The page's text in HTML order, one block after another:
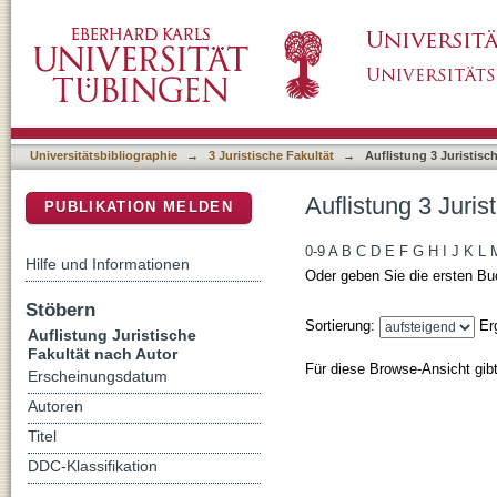
Universitätsbibliographie → 3 Juristische Fakultät → Auflistung 3
Auflistung 3
0-9 A B C D E F G H J K L
Oder geben Sie die ersten
Sortierung:
Für diese Browse-Ansicht
PUBLIKATION MELDEN
Hilfe und Informationen
Stöbern
Auflistung Juristische
Fakultät nach Autor
Erscheinungsdatum
Autoren
Titel
DDC-Klassifikation